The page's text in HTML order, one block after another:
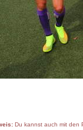
Du kannst auch mit den